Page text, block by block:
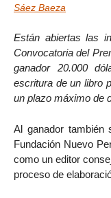
Sáez Baeza
Están abiertas las
Convocatoria del
ganador 20.000
escritura de un libro
un plazo máximo de
Al ganador también
Fundación Nuevo
como un editor
proceso de